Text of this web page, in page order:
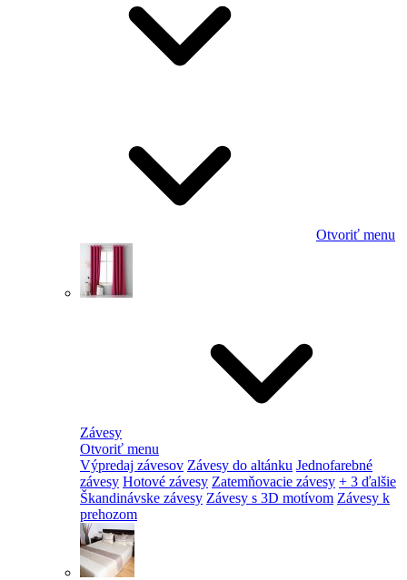
Otvoriť menu
Závesy
Otvoriť menu
Výpredaj závesov Závesy do altánku Jednofarebné
závesy Hotové závesy Zatemňovacie závesy + 3 ďalšie
Škandinávske závesy Závesy s 3D motívom Závesy k
prehozom